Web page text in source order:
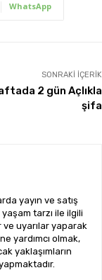
WhatsApp
SONRAKI İÇERIK
2 gün Açlıkla
şifa
yayın ve satış
tarzı ile ilgili
ve uyarılar yaparak
yardımcı olmak,
yaklaşımların